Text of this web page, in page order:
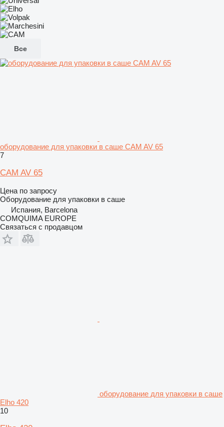
Все
оборудование для упаковки в саше CAM AV 65
7
CAM AV 65
Цена по запросу
Оборудование для упаковки в саше
Испания, Barcelona
COMQUIMA EUROPE
Связаться с продавцом
оборудование для упаковки в саше
Elho 420
10